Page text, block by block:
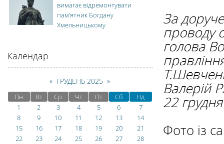
За
проводу
голова
Валерій
22
Фото із
вимагає відремонтувати
пам’ятник Богдану
Хмельницькому
Календар
« ГРУДЕНЬ 2025 »
Пн Вт Ср Чт Пт Сб
Нд
1
2 3 4 5 6
7
8
9 10 11 12 13
14
15
16 17 18 19 20
21
22
23 24 25 26 27
28